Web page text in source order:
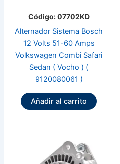
Código: 07702KD
Alternador Sistema Bosch
12 Volts 51-60 Amps
Volkswagen Combi Safari
Sedan ( Vocho ) (
9120080061 )
Añadir al carrito